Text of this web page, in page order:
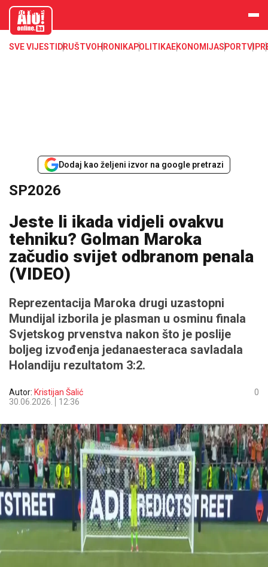
aloonline.b
SVE VIJESTI DRUŠTVOHRONIKAPOLITIKAEKONOMIJASPORTVIP
Dodaj kao željeni izvor na google pretrazi
SP2026
Jeste li ikada vidjeli ovakvu
tehniku? Golman Maroka
začudio svijet odbranom penala
(VIDEO)
Reprezentacija Maroka drugi uzastopni
Mundijal izborila je plasman u osminu finala
Svjetskog prvenstva nakon što je poslije
boljeg izvođenja jedanaesteraca savladala
Holandiju rezultatom 3:2.
Autor: Kristijan Šalić
30.06.2026.
12:36
0